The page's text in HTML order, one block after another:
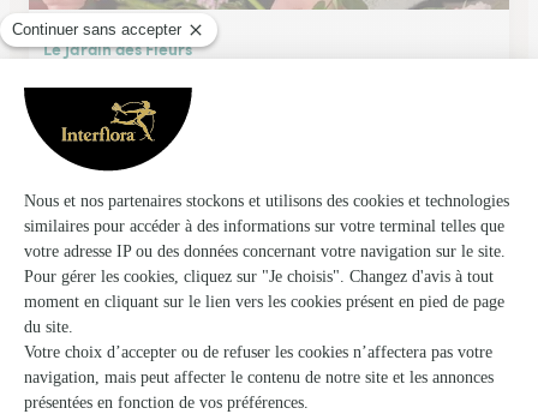
Le Jardin des Fleurs
Chambery
★3.9 (117)
74, rue Sommeiller